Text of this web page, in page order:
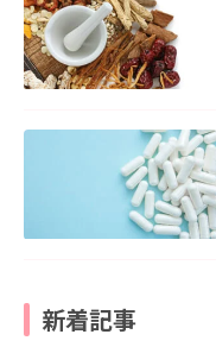
新着記事